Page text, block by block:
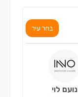
בחר עיר
נועם לוי